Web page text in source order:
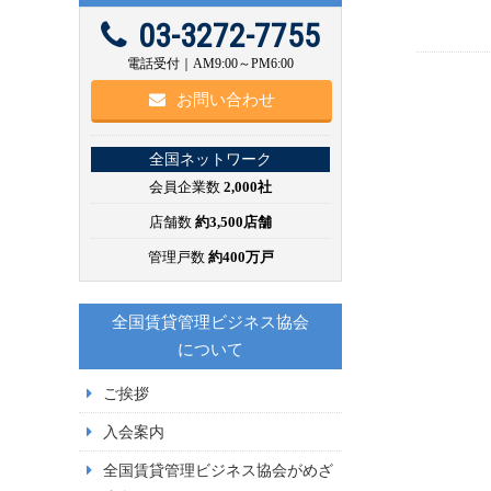
03-3272-7755
電話受付｜AM9:00～PM6:00
お問い合わせ
全国ネットワーク
会員企業数 2,000社
店舗数 約3,500店舗
管理戸数 約400万戸
全国賃貸管理ビジネス協会
について
ご挨拶
入会案内
全国賃貸管理ビジネス協会がめざ